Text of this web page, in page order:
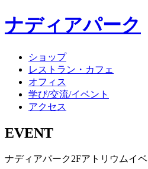
ナディアパーク
ショップ
レストラン・カフェ
オフィス
学び/交流/イベント
アクセス
EVENT
ナディアパーク2Fアトリウムイ